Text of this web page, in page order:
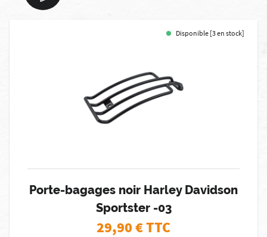
Disponible [3 en stock]
Porte-bagages noir Harley Davidson
Sportster -03
29,90€ TTC